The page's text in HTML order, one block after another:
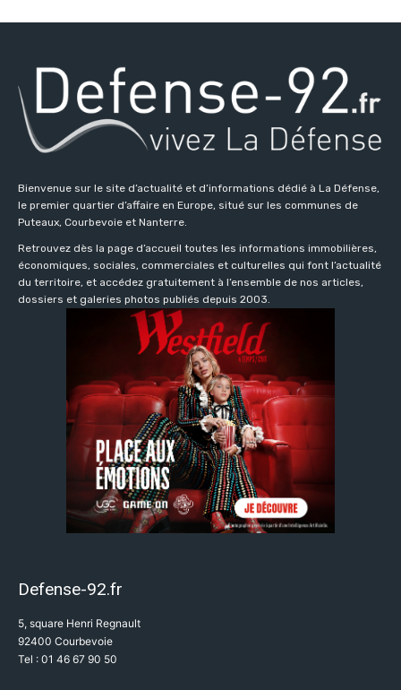
Bienvenue sur le site d’actualité et d’informations dédié à La Défense,
le premier quartier d’affaire en Europe, situé sur les communes de
Puteaux, Courbevoie et Nanterre.
Retrouvez dès la page d’accueil toutes les informations immobilières,
économiques, sociales, commerciales et culturelles qui font l’actualité
du territoire, et accédez gratuitement à l’ensemble de nos articles,
dossiers et galeries photos publiés depuis 2003.
Defense-92.fr
5, square Henri Regnault
92400 Courbevoie
Tel : 01 46 67 90 50